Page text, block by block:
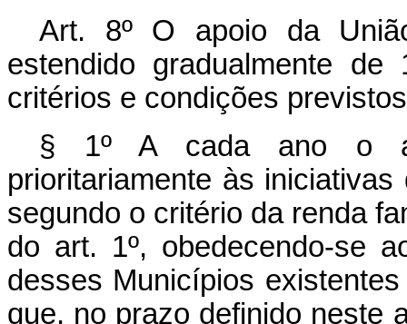
Art. 8º O apoio da
estendido gradualmente
critérios e condições
§ 1º A cada ano o
prioritariamente às
segundo o critério da renda
do art. 1º, obedecendo-se
desses Municípios
que, no prazo definido neste